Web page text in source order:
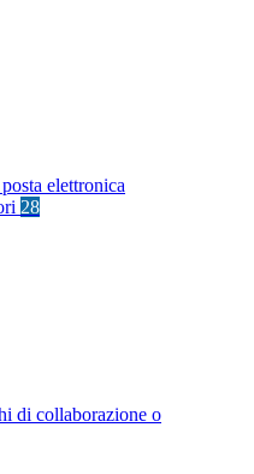
elettronica
28
di collaborazione o